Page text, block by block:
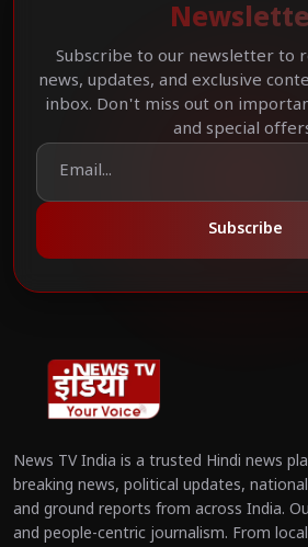
Subscribe to our newsletter to
news, updates, and exclusive
inbox. Don't miss out on
and special
Subscribe
News TV India is a trusted Hindi news
breaking news, political updates,
and ground reports from across India.
and people-centric journalism. From